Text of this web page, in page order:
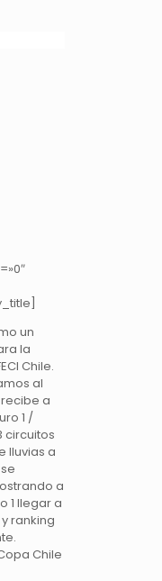
un
la
Chile.
al
a
1 /
circuitos
lluvias a
a
1 llegar a
ranking
Chile